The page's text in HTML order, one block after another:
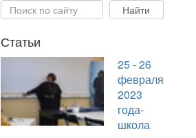
Статьи
25 - 26
февраля
2023
года-
школа